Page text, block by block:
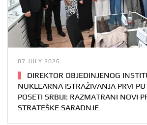
07 JULY 2026
DIREKTOR OBJEDINJENOG
NUKLEARNA ISTRAŽIVANJA PRVI
POSETI SRBIJI: RAZMATRANI NOVI
STRATEŠKE SARADNJE